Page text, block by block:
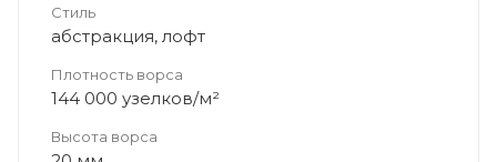
Стиль
абстракция, лофт
Плотность ворса
144 000 узелков/м²
Высота ворса